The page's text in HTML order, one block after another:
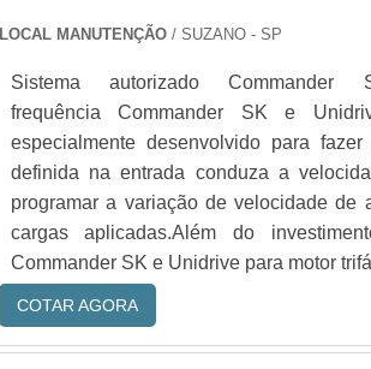
LOCAL MANUTENÇÃO/ SUZANO - SP
Sistema autorizado
frequência Commander SK e
especialmente desenvolvido para
definida na entrada conduza a
programar a variação de velocidade de
cargas aplicadas.Além do
Commander SK e Unidrive para motor
COTAR AGORA